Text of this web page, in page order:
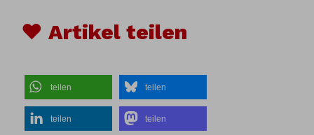
♥ Artikel teilen
teilen teilen
teilen teilen